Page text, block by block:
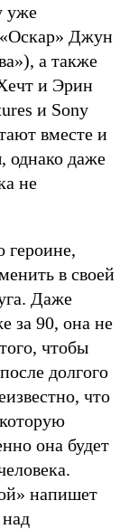
уже
Джун
а также
и Эрин
и Sony
вместе и
однако даже
не
героине,
в своей
Даже
за 90, она не
чтобы
долгого
что
она будет
напишет